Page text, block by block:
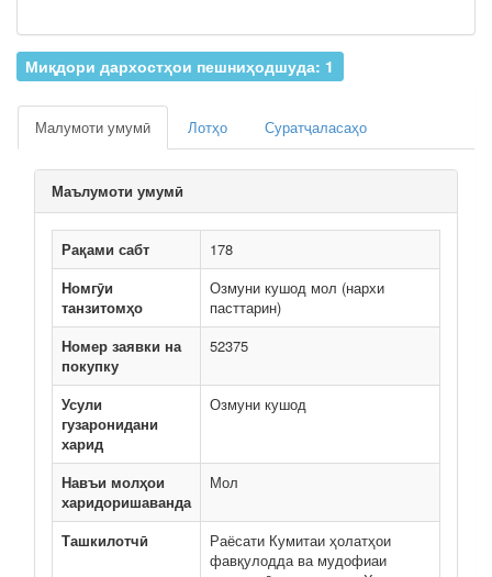
Миқдори дархостҳои пешниҳодшуда: 1
Малумоти умумӣ Лотҳо Суратҷаласаҳо
Маълумоти умумӣ
Рақами сабт
178
Номгӯи
танзитомҳо
Озмуни кушод мол (нархи
пасттарин)
Номер заявки на
покупку
52375
Усули
гузаронидани
харид
Озмуни кушод
Навъи молҳои
харидоришаванда
Мол
Ташкилотчӣ
Раёсати Кумитаи ҳолатҳои
фавқулодда ва мудофиаи